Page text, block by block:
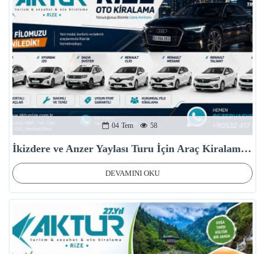
04 Tem 58
İkizdere ve Anzer Yaylası Turu İçin Araç Kiralama Önerileri
DEVAMINI OKU